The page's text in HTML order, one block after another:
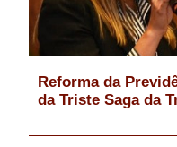
Reforma da
da Triste Saga da